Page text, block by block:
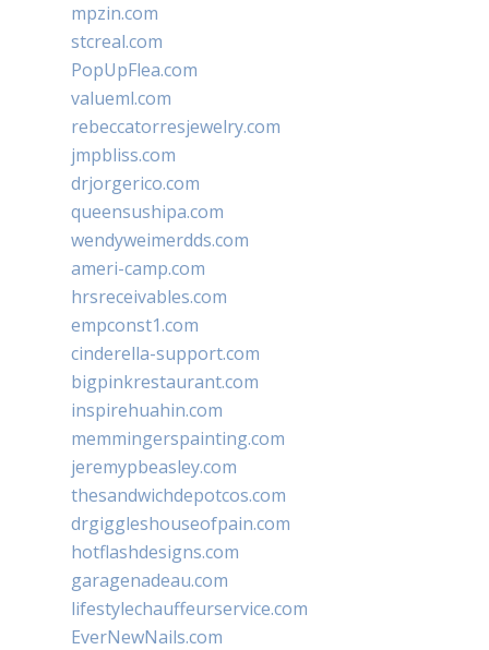
mpzin.com
stcreal.com
PopUpFlea.com
valueml.com
rebeccatorresjewelry.com
jmpbliss.com
drjorgerico.com
queensushipa.com
wendyweimerdds.com
ameri-camp.com
hrsreceivables.com
empconst1.com
cinderella-support.com
bigpinkrestaurant.com
inspirehuahin.com
memmingerspainting.com
jeremypbeasley.com
thesandwichdepotcos.com
drgiggleshouseofpain.com
hotflashdesigns.com
garagenadeau.com
lifestylechauffeurservice.com
EverNewNails.com